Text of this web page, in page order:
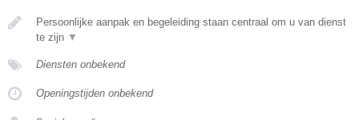
Persoonlijke aanpak en begeleiding staan centraal om u van dienst
te zijn ▼
Diensten onbekend
Openingstijden onbekend